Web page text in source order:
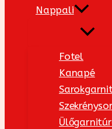
Nappali
Fotel
Kanapé